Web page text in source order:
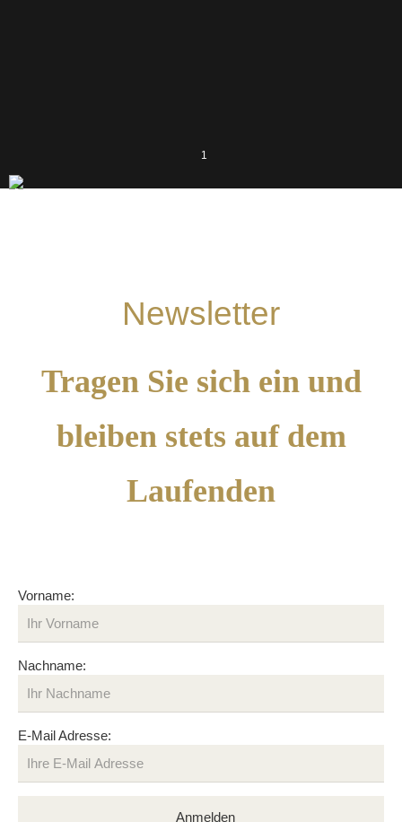
1
Newsletter
Tragen Sie sich ein und
bleiben stets auf dem
Laufenden
Vorname:
Nachname:
E-Mail Adresse: